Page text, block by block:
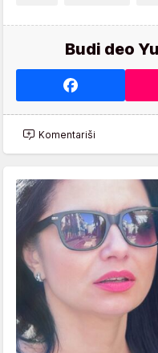
Budi deo
Komentariši